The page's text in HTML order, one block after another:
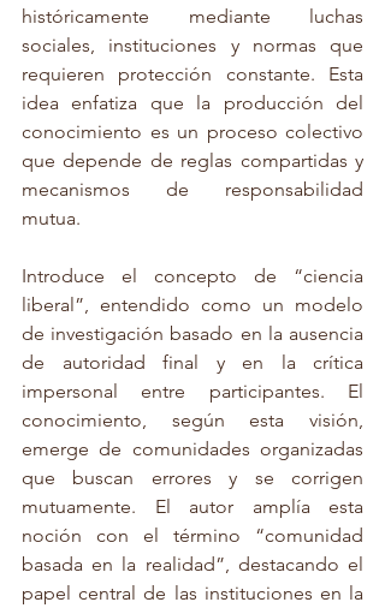
históricamente mediante luchas
sociales, instituciones y normas que
requieren protección constante. Esta
idea enfatiza que la producción del
conocimiento es un proceso colectivo
que depende de reglas compartidas y
mecanismos de responsabilidad
mutua.
Introduce el concepto de “ciencia
liberal”, entendido como un modelo
de investigación basado en la ausencia
de autoridad final y en la crítica
impersonal entre participantes. El
conocimiento, según esta visión,
emerge de comunidades organizadas
que buscan errores y se corrigen
mutuamente. El autor amplía esta
noción con el término “comunidad
basada en la realidad”, destacando el
papel central de las instituciones en la